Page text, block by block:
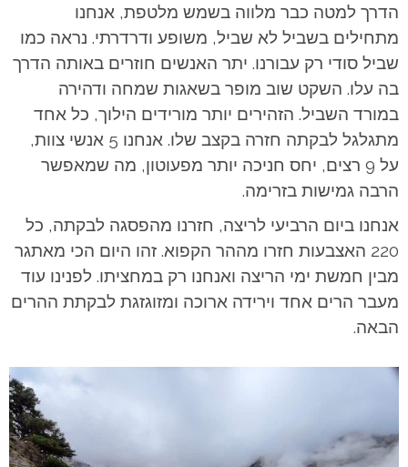
הדרך למטה כבר מלווה בשמש מלטפת, אנחנו
מתחילים בשביל לא שביל, משופע ודרדרתי. נראה כמו
שביל סודי רק עבורנו. יתר האנשים חוזרים באותה הדרך
בה עלו. השקט שוב מופר בשאגות שמחה ודהירה
במורד השביל. הזהירים יותר מורידים הילוך, כל אחד
מתגלגל לבקתה חזרה בקצב שלו. אנחנו 5 אנשי צוות,
על 9 רצים, יחס חניכה יותר מפעוטון, מה שמאפשר
הרבה גמישות בזרימה.
אנחנו ביום הרביעי לריצה, חזרנו מהפסגה לבקתה, כל
220 האצבעות חזרו מההר הקפוא. זהו היום הכי מאתגר
מבין חמשת ימי הריצה ואנחנו רק במחציתו. לפנינו עוד
מעבר הרים אחד וירידה ארוכה ומזוגזגת לבקתת ההרים
הבאה.